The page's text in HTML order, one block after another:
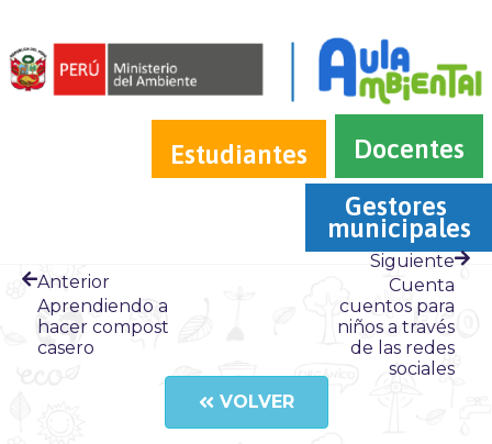
Estudiantes
Docentes
Gestores
municipales
Anterior
Aprendiendo a
hacer compost
casero
Siguiente
Cuenta
cuentos para
niños a través
de las redes
sociales
VOLVER